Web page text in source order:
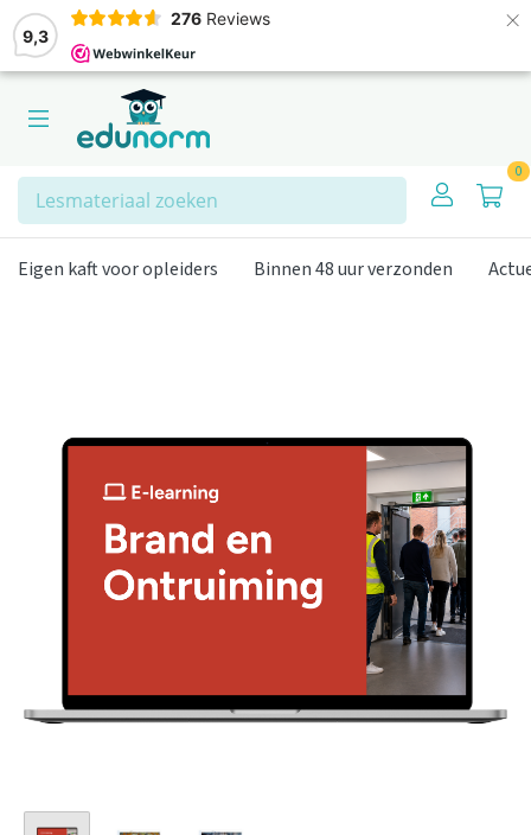
9,3
276 Reviews ×
Zoeken 0
Eigen kaft voor opleiders Binnen 48 uur verzonden